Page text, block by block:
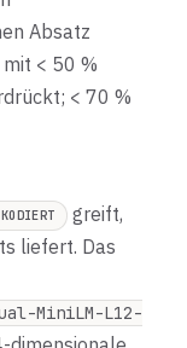
Absatz
< 50 %
< 70 %
greift,
liefert. Das
MiniLM-L12-